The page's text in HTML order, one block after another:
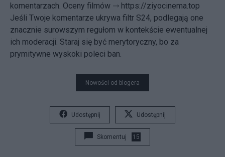
komentarzach. Oceny filmów ⤑ https://ziyocinema.top
Jeśli Twoje komentarze ukrywa filtr S24, podlegają one
znacznie surowszym regułom w kontekście ewentualnej
ich moderacji. Staraj się być merytoryczny, bo za
prymitywne wyskoki poleci ban.
Nowości od blogera
Udostępnij Udostępnij
Skomentuj 15